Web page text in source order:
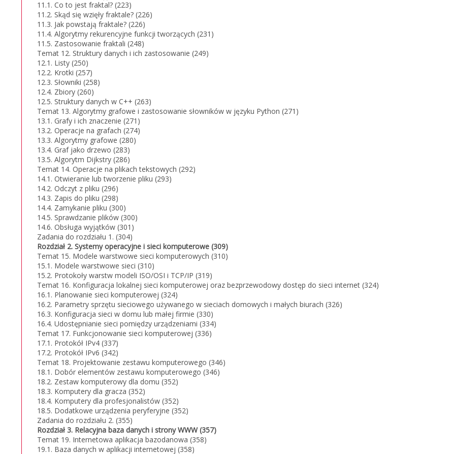
11.1. Co to jest fraktal? (223)
11.2. Skąd się wzięły fraktale? (226)
11.3. Jak powstają fraktale? (226)
11.4. Algorytmy rekurencyjne funkcji tworzących (231)
11.5. Zastosowanie fraktali (248)
Temat 12. Struktury danych i ich zastosowanie (249)
12.1. Listy (250)
12.2. Krotki (257)
12.3. Słowniki (258)
12.4. Zbiory (260)
12.5. Struktury danych w C++ (263)
Temat 13. Algorytmy grafowe i zastosowanie słowników w języku Python (271)
13.1. Grafy i ich znaczenie (271)
13.2. Operacje na grafach (274)
13.3. Algorytmy grafowe (280)
13.4. Graf jako drzewo (283)
13.5. Algorytm Dijkstry (286)
Temat 14. Operacje na plikach tekstowych (292)
14.1. Otwieranie lub tworzenie pliku (293)
14.2. Odczyt z pliku (296)
14.3. Zapis do pliku (298)
14.4. Zamykanie pliku (300)
14.5. Sprawdzanie plików (300)
14.6. Obsługa wyjątków (301)
Zadania do rozdziału 1. (304)
Rozdział 2. Systemy operacyjne i sieci komputerowe (309)
Temat 15. Modele warstwowe sieci komputerowych (310)
15.1. Modele warstwowe sieci (310)
15.2. Protokoły warstw modeli ISO/OSI i TCP/IP (319)
Temat 16. Konfiguracja lokalnej sieci komputerowej oraz bezprzewodowy dostęp do sieci internet (324)
16.1. Planowanie sieci komputerowej (324)
16.2. Parametry sprzętu sieciowego używanego w sieciach domowych i małych biurach (326)
16.3. Konfiguracja sieci w domu lub małej firmie (330)
16.4. Udostępnianie sieci pomiędzy urządzeniami (334)
Temat 17. Funkcjonowanie sieci komputerowej (336)
17.1. Protokół IPv4 (337)
17.2. Protokół IPv6 (342)
Temat 18. Projektowanie zestawu komputerowego (346)
18.1. Dobór elementów zestawu komputerowego (346)
18.2. Zestaw komputerowy dla domu (352)
18.3. Komputery dla gracza (352)
18.4. Komputery dla profesjonalistów (352)
18.5. Dodatkowe urządzenia peryferyjne (352)
Zadania do rozdziału 2. (355)
Rozdział 3. Relacyjna baza danych i strony WWW (357)
Temat 19. Internetowa aplikacja bazodanowa (358)
19.1. Baza danych w aplikacji internetowej (358)